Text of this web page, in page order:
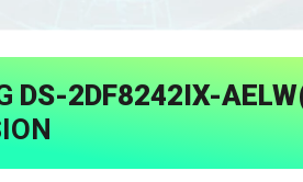
DS-2DF8242IX-